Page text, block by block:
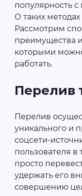
популярность
О таких
Рассмотрим
преимущества
которыми
работать.
Перелив
Перелив
уникального и
соцсети-
пользователя в
просто
удержать его
совершению